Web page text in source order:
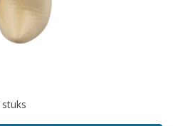
stuks